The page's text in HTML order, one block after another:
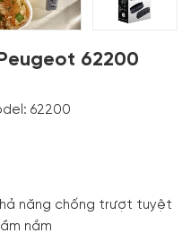
62200
62200
năng chống trượt tuyệt
nắm